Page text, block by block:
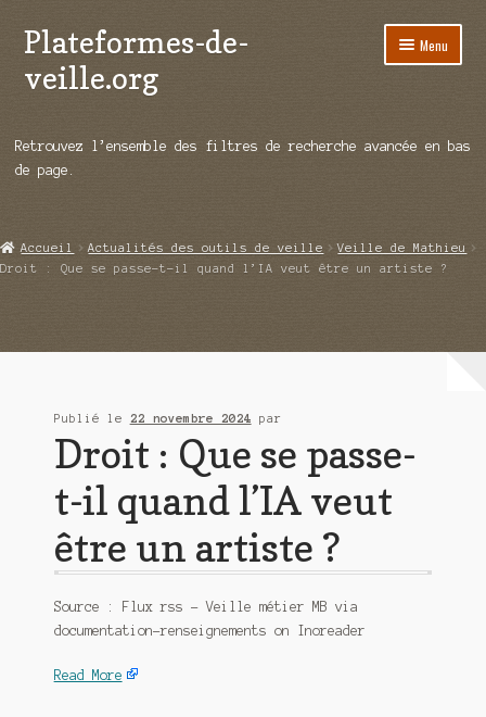
Aller
à
la
Aller
au
contenu
Plateformes-de-
veille.org
Menu
Répertoire d’ouitils
Démos vidéos
Ouvrir
Retrouvez l’ensemble des filtres de recherche avancée en bas
de page.
Accueil Actualités des outils de veille
Veille de Mathieu
Droit : Que se passe-t-il quand l’IA veut être un artiste ?
Publié le 22 novembre 2024 par
Droit : Que se passe-
t-il quand l’IA veut
être un artiste ?
Source : Flux rss – Veille métier MB via
documentation-renseignements on Inoreader
Read More